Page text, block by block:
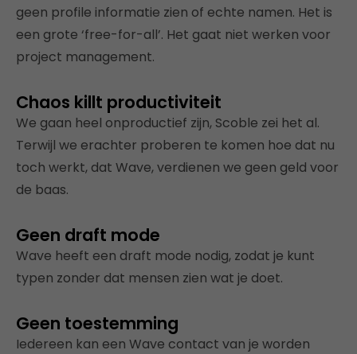
geen profile informatie zien of echte namen. Het is
een grote ‘free-for-all’. Het gaat niet werken voor
project management.
Chaos killt productiviteit
We gaan heel onproductief zijn, Scoble zei het al.
Terwijl we erachter proberen te komen hoe dat nu
toch werkt, dat Wave, verdienen we geen geld voor
de baas.
Geen draft mode
Wave heeft een draft mode nodig, zodat je kunt
typen zonder dat mensen zien wat je doet.
Geen toestemming
Iedereen kan een Wave contact van je worden